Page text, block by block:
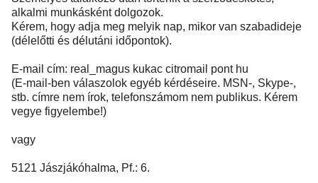
alkalmi munkásként dolgozok.
Kérem, hogy adja meg melyik nap, mikor van szabadideje
(délelőtti és délutáni időpontok).
E-mail cím: real_magus kukac citromail pont hu
(E-mail-ben válaszolok egyéb kérdéseire. MSN-, Skype-,
stb. címre nem írok, telefonszámom nem publikus. Kérem
vegye figyelembe!)
vagy
5121 Jászjákóhalma, Pf.: 6.